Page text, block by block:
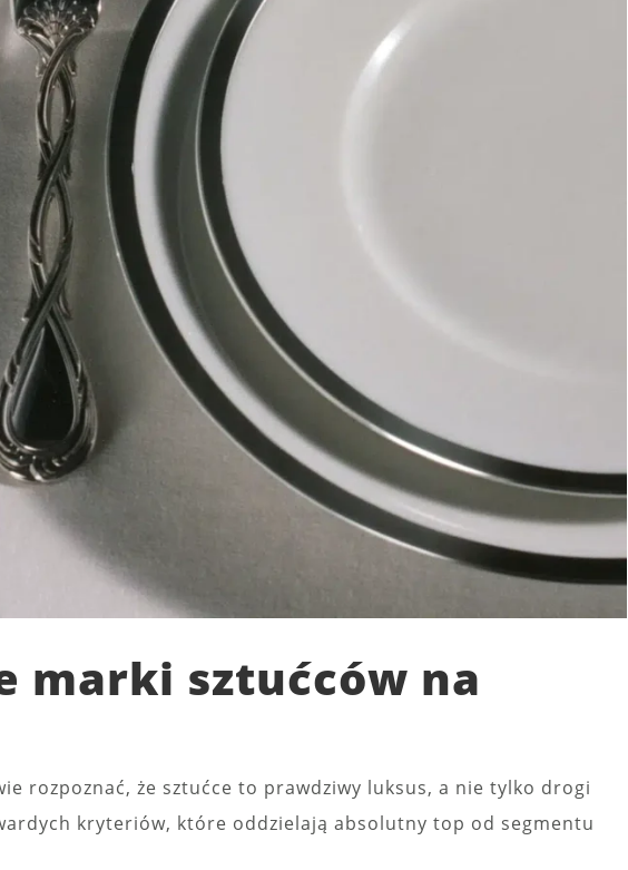
marki sztućców na
rozpoznać, że sztućce to prawdziwy luksus, a nie tylko drogi
kryteriów, które oddzielają absolutny top od segmentu